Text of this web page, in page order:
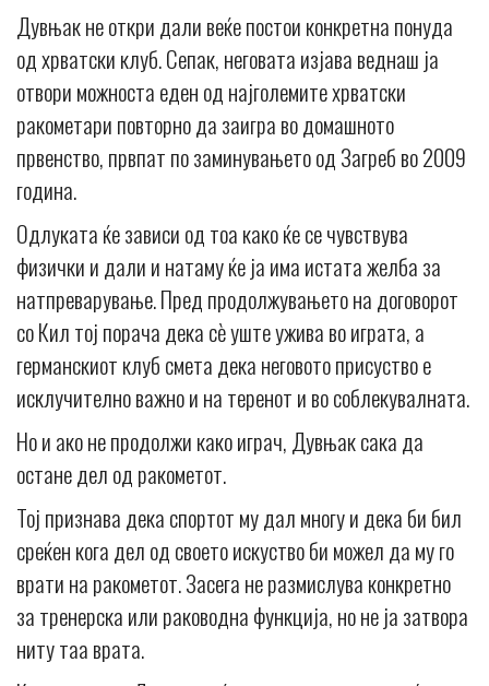
Дувњак не откри дали веќе постои конкретна понуда
од хрватски клуб. Сепак, неговата изјава веднаш ја
отвори можноста еден од најголемите хрватски
ракометари повторно да заигра во домашното
првенство, првпат по заминувањето од Загреб во 2009
година.
Одлуката ќе зависи од тоа како ќе се чувствува
физички и дали и натаму ќе ја има истата желба за
натпреварување. Пред продолжувањето на договорот
со Кил тој порача дека сè уште ужива во играта, а
германскиот клуб смета дека неговото присуство е
исклучително важно и на теренот и во соблекувалната.
Но и ако не продолжи како играч, Дувњак сака да
остане дел од ракометот.
Тој признава дека спортот му дал многу и дека би бил
среќен кога дел од своето искуство би можел да му го
врати на ракометот. Засега не размислува конкретно
за тренерска или раководна функција, но не ја затвора
ниту таа врата.